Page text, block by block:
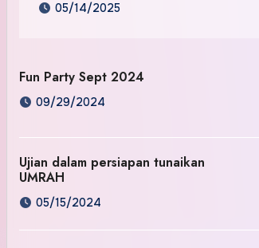
05/14/2025
Fun Party Sept 2024
09/29/2024
Ujian dalam persiapan tunaikan
UMRAH
05/15/2024